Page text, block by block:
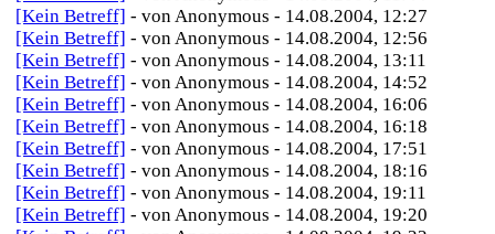
[Kein Betreff] - von Anonymous - 14.08.2004, 12:27
[Kein Betreff] - von Anonymous - 14.08.2004, 12:56
[Kein Betreff] - von Anonymous - 14.08.2004, 13:11
[Kein Betreff] - von Anonymous - 14.08.2004, 14:52
[Kein Betreff] - von Anonymous - 14.08.2004, 16:06
[Kein Betreff] - von Anonymous - 14.08.2004, 16:18
[Kein Betreff] - von Anonymous - 14.08.2004, 17:51
[Kein Betreff] - von Anonymous - 14.08.2004, 18:16
[Kein Betreff] - von Anonymous - 14.08.2004, 19:11
[Kein Betreff] - von Anonymous - 14.08.2004, 19:20